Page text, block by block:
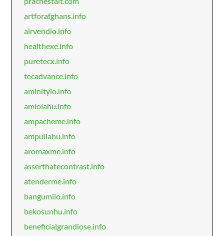
artforafghans.info
airvendio.info
healthexe.info
puretecx.info
tecadvance.info
aminityio.info
amiolahu.info
ampacheme.info
ampullahu.info
aromaxme.info
asserthatecontrast.info
atenderme.info
bangumiio.info
bekosunhu.info
beneficialgrandiose.info